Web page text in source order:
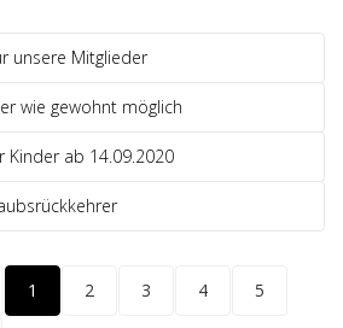
unsere Mitglieder
wie gewohnt möglich
Kinder ab 14.09.2020
1 2 3 4 5